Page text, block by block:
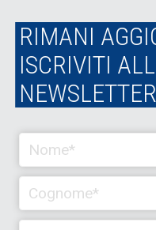
RIMANI
ISCRIVITI
NEWSLETTER